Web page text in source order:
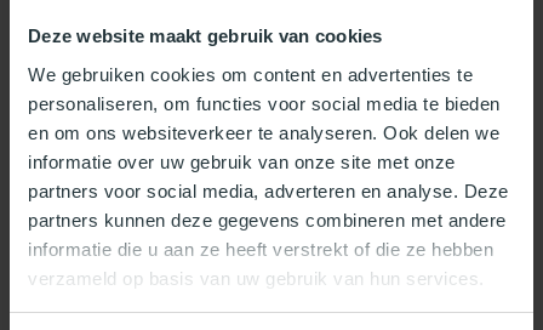
Deze website maakt gebruik van cookies
We gebruiken cookies om content en advertenties te
personaliseren, om functies voor social media te bieden
en om ons websiteverkeer te analyseren. Ook delen we
informatie over uw gebruik van onze site met onze
partners voor social media, adverteren en analyse. Deze
partners kunnen deze gegevens combineren met andere
informatie die u aan ze heeft verstrekt of die ze hebben
verzameld op basis van uw gebruik van hun services.
Specificaties
Reviews
Wat ons écht bijzonder maakt:
Officieel Skylux dealer!
Gratis bezorging in Nederland, m.u.v. de Waddeneilanden
99% uit voorraad leverbaar
3-5 werkdagen levertijd